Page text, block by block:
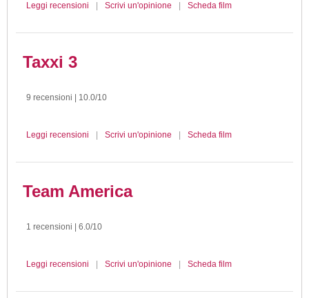
Leggi recensioni Scrivi un'opinione Scheda film
Taxxi 3
9 recensioni | 10.0/10
Leggi recensioni Scrivi un'opinione Scheda film
Team America
1 recensioni | 6.0/10
Leggi recensioni Scrivi un'opinione Scheda film